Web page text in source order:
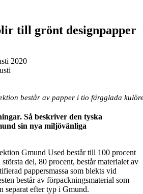
till grönt designpapper
2020
består av papper i tio färgglada
Så beskriver den tyska
sin nya miljövänliga
Gmund Used består till 100 procent
del, 80 procent, består materialet av
pappersmassa som blekts vid
består av förpackningsmaterial som
separat efter typ i Gmund.